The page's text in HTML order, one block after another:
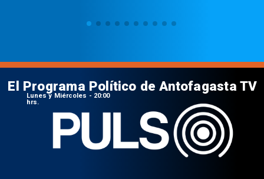
El Programa Político de Antofagasta TV
Lunes y Miércoles - 20:00
hrs.